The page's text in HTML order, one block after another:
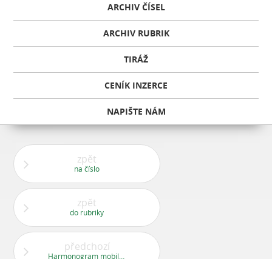
ARCHIV ČÍSEL
ARCHIV RUBRIK
TIRÁŽ
CENÍK INZERCE
NAPIŠTE NÁM
zpět
na číslo
zpět
do rubriky
předchozí